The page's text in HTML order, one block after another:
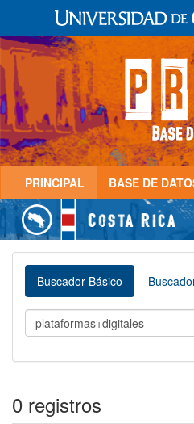
PRINCIPAL BASE DE
Buscador Básico
0 registros